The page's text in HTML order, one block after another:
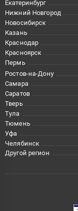
Екатеринбург
Нижний Новгород
Новосибирск
Казань
Краснодар
Красноярск
Пермь
Ростов-на-Дону
Самара
Саратов
Тверь
Тула
Тюмень
Уфа
Челябинск
Другой регион